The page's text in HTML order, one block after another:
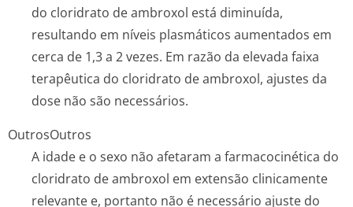
do cloridrato de ambroxol está diminuída,
resultando em níveis plasmáticos aumentados em
cerca de 1,3 a 2 vezes. Em razão da elevada faixa
terapêutica do cloridrato de ambroxol, ajustes da
dose não são necessários.
OutrosOutros
A idade e o sexo não afetaram a farmacocinética do
cloridrato de ambroxol em extensão clinicamente
relevante e, portanto não é necessário ajuste do